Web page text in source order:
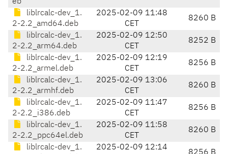
liblrcalc-dev_1.
2-2.2_amd64.deb
2025-02-09 11:48
CET
8260 B
liblrcalc-dev_1.
2-2.2_arm64.deb
2025-02-09 12:50
CET
8252 B
liblrcalc-dev_1.
2-2.2_armel.deb
2025-02-09 12:19
CET
8256 B
liblrcalc-dev_1.
2-2.2_armhf.deb
2025-02-09 13:06
CET
8260 B
liblrcalc-dev_1.
2-2.2_i386.deb
2025-02-09 11:47
CET
8256 B
liblrcalc-dev_1.
2-2.2_ppc64el.deb
2025-02-09 11:58
CET
8260 B
liblrcalc-dev_1.
2025-02-09 12:14